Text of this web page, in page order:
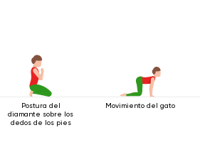
Postura del
diamante sobre los
dedos de los pies
Movimiento del gato